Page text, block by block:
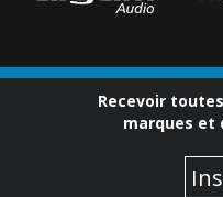
Recevoir
marques et